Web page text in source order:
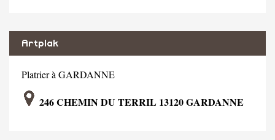
Artplak
Platrier à GARDANNE
246 CHEMIN DU TERRIL 13120 GARDANNE